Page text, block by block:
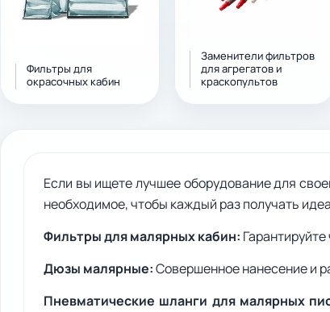
Фильтры для
окрасочных кабин
Заменители фильтров
для агрегатов и
краскопультов
Если вы ищете лучшее оборудование для
необходимое, чтобы каждый раз получать
Фильтры для малярных кабин:
Дюзы малярные:Совершенное нанесение и
Пневматические шланги для малярных